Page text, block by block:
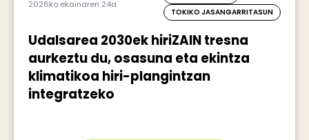
2026ko ekainaren 24a
TOKIKO JASANGARRITASUN
Udalsarea 2030ek hiriZAIN tresna
aurkeztu du, osasuna eta ekintza
klimatikoa hiri-plangintzan
integratzeko